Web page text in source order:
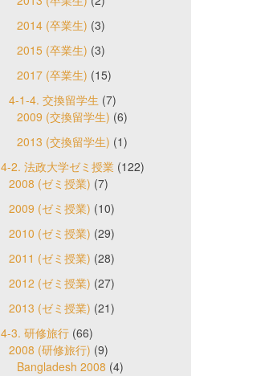
2014 (卒業生) (3)
2015 (卒業生) (3)
2017 (卒業生) (15)
4-1-4. 交換留学生 (7)
2009 (交換留学生) (6)
2013 (交換留学生) (1)
4-2. 法政大学ゼミ授業(122)
2008 (ゼミ授業) (7)
2009 (ゼミ授業) (10)
2010 (ゼミ授業) (29)
2011 (ゼミ授業) (28)
2012 (ゼミ授業) (27)
2013 (ゼミ授業) (21)
4-3. 研修旅行(66)
2008 (研修旅行) (9)
Bangladesh 2008 (4)